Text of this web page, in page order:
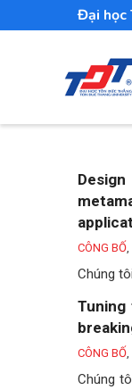
Đại học
CÔNG BỐ,
Chúng
Tuning
CÔNG BỐ,
Chúng